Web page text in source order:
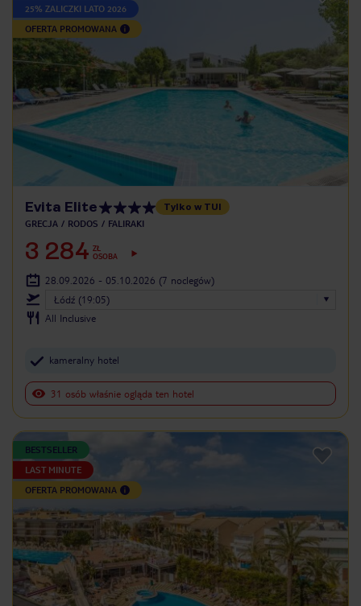
25% ZALICZKI LATO 2026
OFERTA PROMOWANA
Evita Elite Tylko w TUI
GRECJA RODOS FALIRAKI
3 284 ZŁ
OSOBA
28.09.2026 - 05.10.2026 (7 noclegów)
Łódź (19:05)
All Inclusive
kameralny hotel
31 osób właśnie ogląda ten hotel
BESTSELLER
LAST MINUTE
OFERTA PROMOWANA